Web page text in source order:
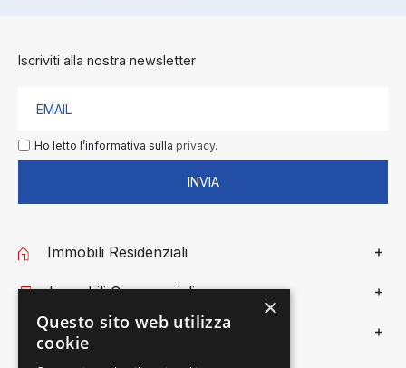
Iscriviti alla nostra newsletter
Ho letto l’informativa sulla privacy.
INVIA
Immobili Residenziali
Immobili Commerciali
Gieffe Patrimoni
×
Questo sito web utilizza
cookie